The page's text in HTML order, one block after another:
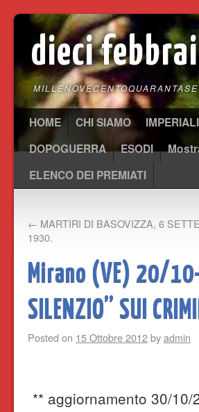
dieci
HOME CHI SIAMO
DOPOGUERRA
ESODI
ELENCO DEI PREMIATI
← MARTIRI DI BASOVIZZA, 6
1930.
Mirano (VE) 20/
SILENZIO” SUI
Posted on 15 Ottobre 2012byadmin
** aggiornamento 30/10/